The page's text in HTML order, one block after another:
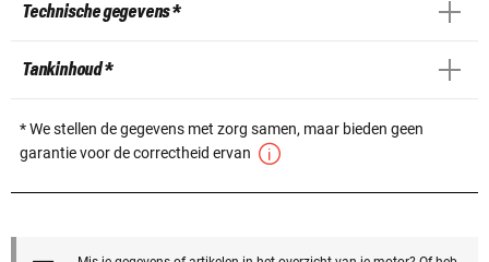
Technische gegevens *
Tankinhoud *
* We stellen de gegevens met zorg samen, maar bieden geen
garantie voor de correctheid ervan